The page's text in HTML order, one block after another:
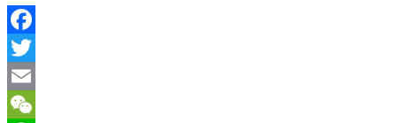
Facebook
Twitter
Email